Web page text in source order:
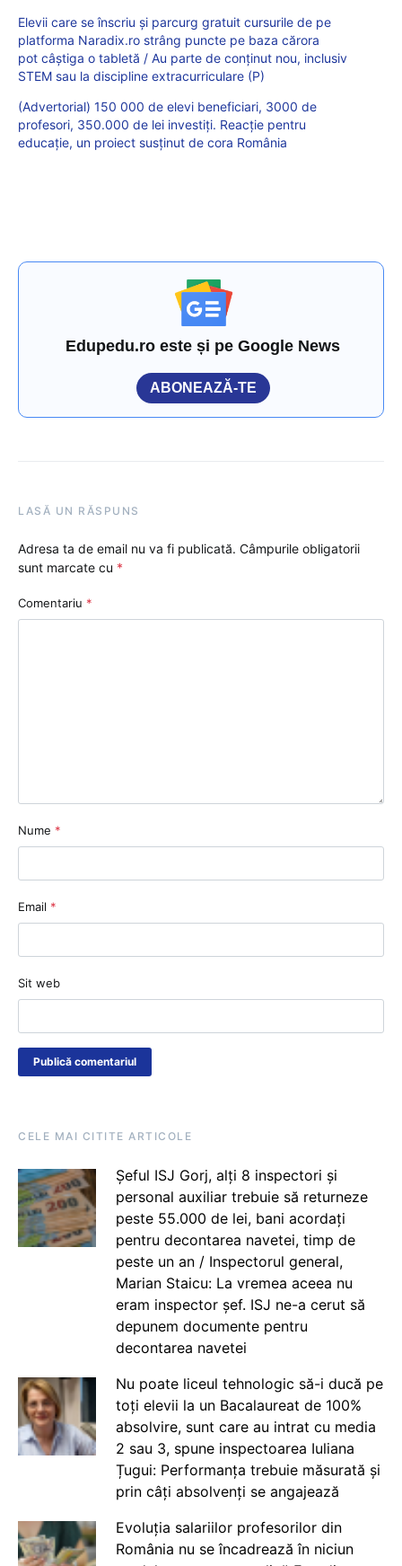
Elevii care se înscriu și parcurg gratuit cursurile de pe
platforma Naradix.ro strâng puncte pe baza cărora
pot câștiga o tabletă / Au parte de conținut nou, inclusiv
STEM sau la discipline extracurriculare (P)
(Advertorial) 150 000 de elevi beneficiari, 3000 de
profesori, 350.000 de lei investiți. Reacție pentru
educație, un proiect susținut de cora România
Edupedu.ro este și pe Google News
ABONEAZĂ-TE
LASĂ UN RĂSPUNS
Adresa ta de email nu va fi publicată. Câmpurile obligatorii
sunt marcate cu *
Comentariu *
Nume *
Email *
Sit web
CELE MAI CITITE ARTICOLE
Șeful ISJ Gorj, alți 8 inspectori și
personal auxiliar trebuie să returneze
peste 55.000 de lei, bani acordați
pentru decontarea navetei, timp de
peste un an / Inspectorul general,
Marian Staicu: La vremea aceea nu
eram inspector șef. ISJ ne-a cerut să
depunem documente pentru
decontarea navetei
Nu poate liceul tehnologic să-i ducă pe
toți elevii la un Bacalaureat de 100%
absolvire, sunt care au intrat cu media
2 sau 3, spune inspectoarea Iuliana
Țugui: Performanța trebuie măsurată și
prin câți absolvenți se angajează
Evoluția salariilor profesorilor din
România nu se încadrează în niciun